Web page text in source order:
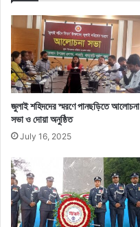
জুলাই শহিদদের স্মরণে পানছড়িতে আলোচনা
সভা ও দোয়া অনুষ্ঠিত
July 16, 2025